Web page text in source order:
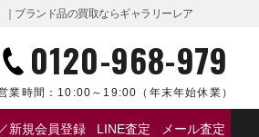
ブランド品の買取ならギャラリーレア
0120-968-979
業時間： 10:00～19:00 （年末年始休業）
新規会員登録 LINE査定 メール査定